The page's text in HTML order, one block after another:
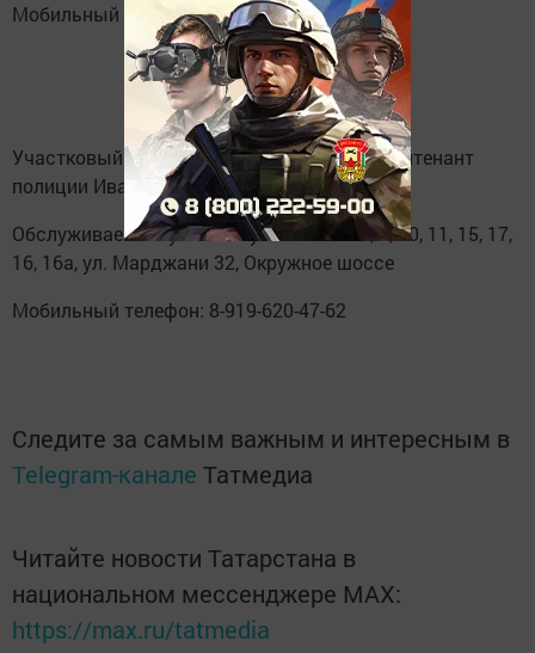
Мобильный телефон: 8- 917-877-17-81
Участковый уполномоченный - старший лейтенант
полиции Иванов Дмитрий Иванович
Обслуживаемый участок: ул. Нечаева 5, 9, 10, 11, 15, 17,
16, 16а, ул. Марджани 32, Окружное шоссе
Мобильный телефон: 8-919-620-47-62
Следите за самым важным и интересным в
Telegram-канале Татмедиа
Читайте новости Татарстана в
национальном мессенджере MАХ:
https://max.ru/tatmedia